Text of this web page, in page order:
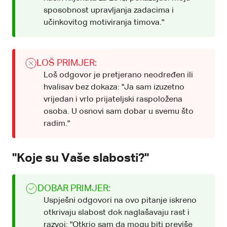
sposobnost upravljanja zadacima i
učinkovitog motiviranja timova."
LOŠ PRIMJER:
Loš odgovor je pretjerano neodređen ili
hvalisav bez dokaza: "Ja sam izuzetno
vrijedan i vrlo prijateljski raspoložena
osoba. U osnovi sam dobar u svemu što
radim."
"Koje su Vaše slabosti?"
DOBAR PRIMJER:
Uspješni odgovori na ovo pitanje iskreno
otkrivaju slabost dok naglašavaju rast i
razvoj: "Otkrio sam da mogu biti previše